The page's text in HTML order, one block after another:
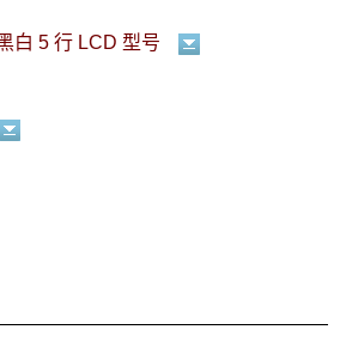
白 5 行 LCD 型号